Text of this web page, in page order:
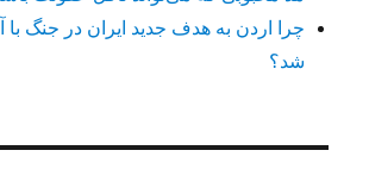
چرا اردن به هدف جدید ایران در جنگ با
شد؟